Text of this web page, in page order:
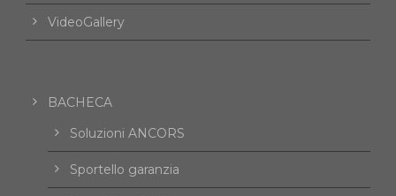
VideoGallery
BACHECA
Soluzioni ANCORS
Sportello garanzia